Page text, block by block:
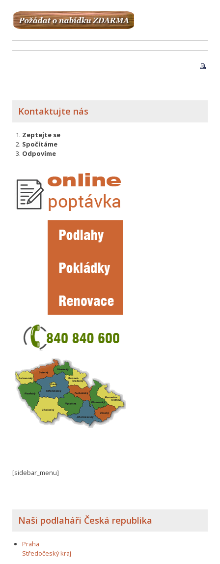
Kontaktujte nás
Zeptejte se
Spočítáme
Odpovíme
[sidebar_menu]
Naši podlaháři Česká republika
Praha
Středočeský kraj